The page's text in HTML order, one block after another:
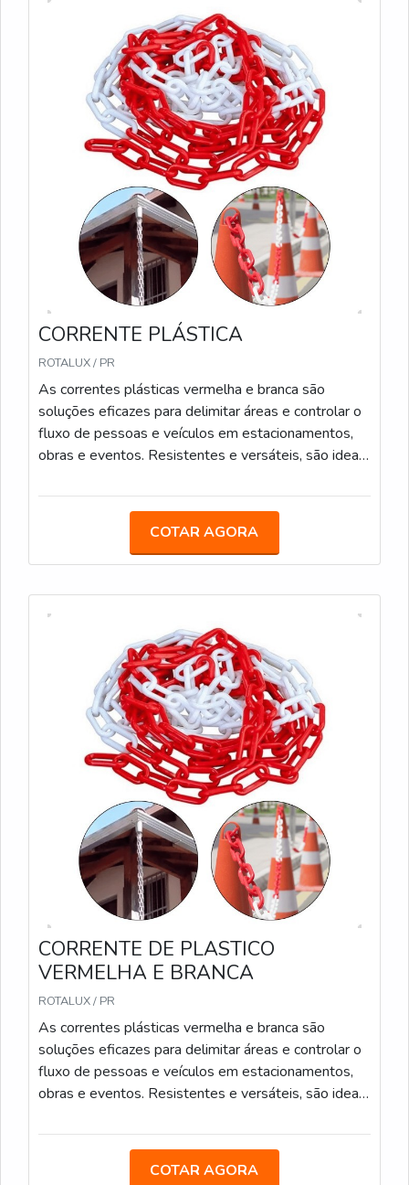
CORRENTE PLÁSTICA
ROTALUX / PR
As correntes plásticas vermelha e branca são
soluções eficazes para delimitar áreas e controlar o
fluxo de pessoas e veículos em estacionamentos,
obras e eventos. Resistentes e versáteis, são ideais
utilizadas para calha de chuva. Elos de 6mm e 8mm
COTAR AGORA
CORRENTE DE PLASTICO
VERMELHA E BRANCA
ROTALUX / PR
As correntes plásticas vermelha e branca são
soluções eficazes para delimitar áreas e controlar o
fluxo de pessoas e veículos em estacionamentos,
obras e eventos. Resistentes e versáteis, são ideais
utilizadas para calha de chuva. Elos de 6mm e 8mm
COTAR AGORA